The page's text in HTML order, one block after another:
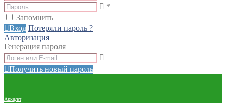
*
Запомнить
Вход Потеряли пароль ?
Авторизация
Генерация пароля
Получить новый пароль
Аккаунт